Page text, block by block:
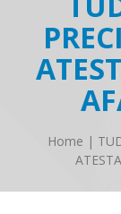
Home |